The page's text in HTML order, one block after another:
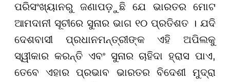
ପରିସଂଖ୍ୟାନରୁ ଜଣାପଡ଼ୁଛି ଯେ ଭାରତର ମୋଟ
ଆମଦାନୀ ସୂଚୀରେ ସୁନାର ଭାଗ ୧୦ ପ୍ରତିଶତ । ଯଦି
ଦେଶବାସୀ ପ୍ରଧାନମନ୍ତ୍ରୀଙ୍କ ଏହି ଅପିଲକୁ
ସ୍ୱୀକାର କରନ୍ତି ଏବଂ ସୁନାର ଚାହିଦା ହ୍ରାସ ପାଏ,
ତେବେ ଏହାର ପ୍ରଭାବ ଭାରତର ବିଦେଶୀ ମୁଦ୍ରା